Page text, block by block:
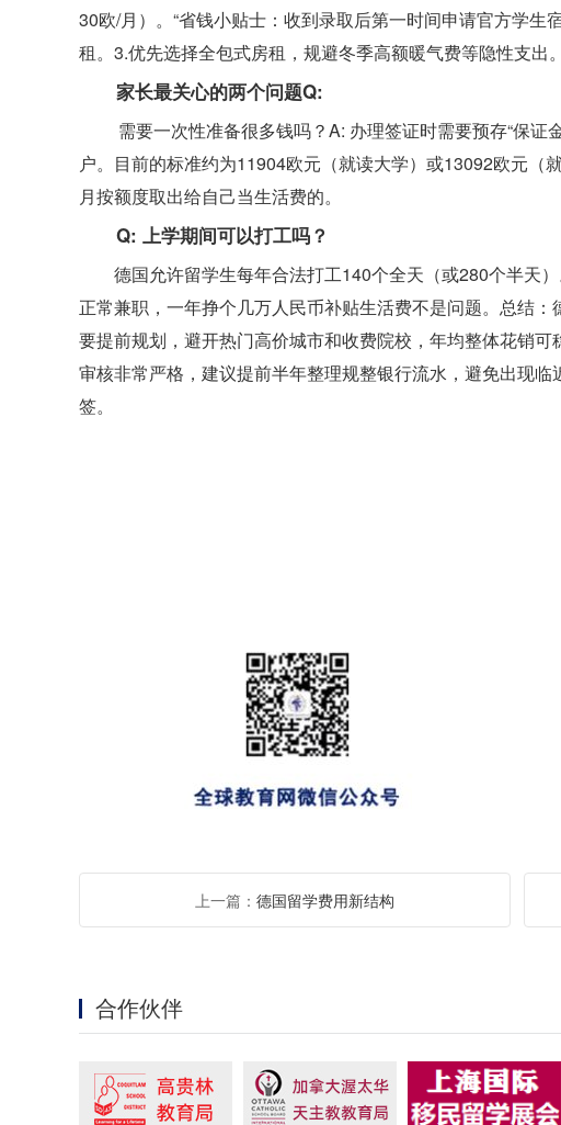
30欧/月）。“省钱小贴士：收到录取后第一时间申请官方学
租。3.优先选择全包式房租，规避冬季高额暖气费等隐性支出
家长最关心的两个问题Q:
需要一次性准备很多钱吗？A: 办理签证时需要预存“保
户。目前的标准约为11904欧元（就读大学）或13092欧元（
月按额度取出给自己当生活费的。
Q: 上学期间可以打工吗？
德国允许留学生每年合法打工140个全天（或280个半天
正常兼职，一年挣个几万人民币补贴生活费不是问题。总结
要提前规划，避开热门高价城市和收费院校，年均整体花销
审核非常严格，建议提前半年整理规整银行流水，避免出现
签。
上一篇： 德国留学费用新结构
合作伙伴